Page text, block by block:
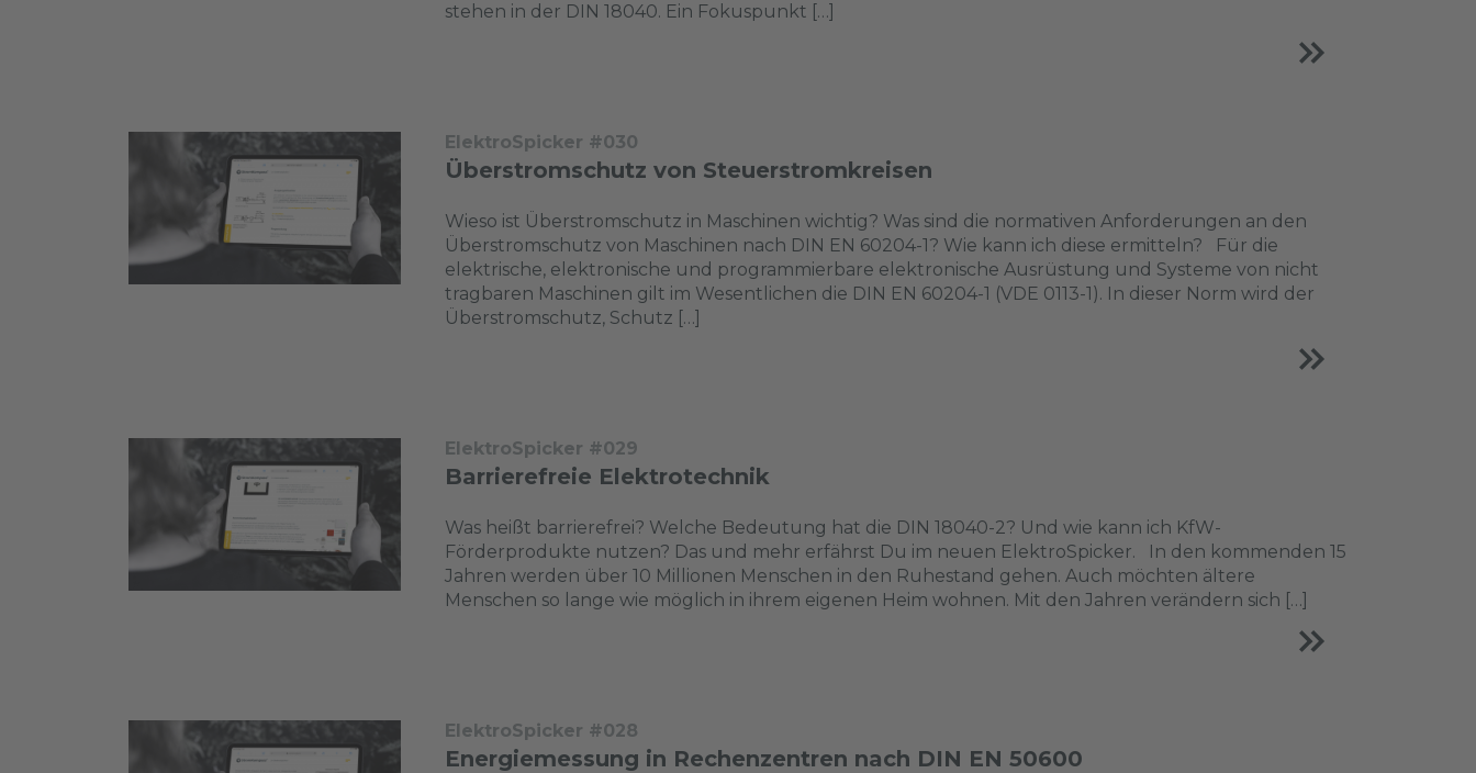
stehen in der DIN 18040. Ein Fokuspunkt […]
ElektroSpicker #030
Überstromschutz von Steuerstromkreisen
Wieso ist Überstromschutz in Maschinen wichtig? Was sind die normativen Anforderungen an den
Überstromschutz von Maschinen nach DIN EN 60204-1? Wie kann ich diese ermitteln? Für die
elektrische, elektronische und programmierbare elektronische Ausrüstung und Systeme von nicht
tragbaren Maschinen gilt im Wesentlichen die DIN EN 60204-1 (VDE 0113-1). In dieser Norm wird der
Überstromschutz, Schutz […]
ElektroSpicker #029
Barrierefreie Elektrotechnik
Was heißt barrierefrei? Welche Bedeutung hat die DIN 18040-2? Und wie kann ich KfW-
Förderprodukte nutzen? Das und mehr erfährst Du im neuen ElektroSpicker. In den kommenden 15
Jahren werden über 10 Millionen Menschen in den Ruhestand gehen. Auch möchten ältere
Menschen so lange wie möglich in ihrem eigenen Heim wohnen. Mit den Jahren verändern sich […]
ElektroSpicker #028
Energiemessung in Rechenzentren nach DIN EN 50600